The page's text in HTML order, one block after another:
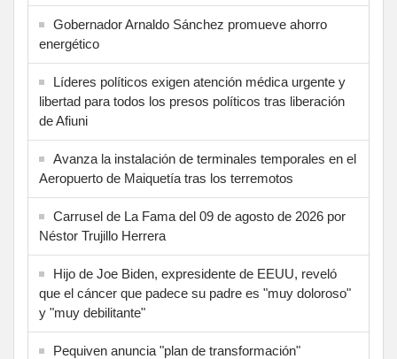
Gobernador Arnaldo Sánchez promueve ahorro
energético
Líderes políticos exigen atención médica urgente y
libertad para todos los presos políticos tras liberación
de Afiuni
Avanza la instalación de terminales temporales en el
Aeropuerto de Maiquetía tras los terremotos
Carrusel de La Fama del 09 de agosto de 2026 por
Néstor Trujillo Herrera
Hijo de Joe Biden, expresidente de EEUU, reveló
que el cáncer que padece su padre es "muy doloroso"
y "muy debilitante"
Pequiven anuncia "plan de transformación"